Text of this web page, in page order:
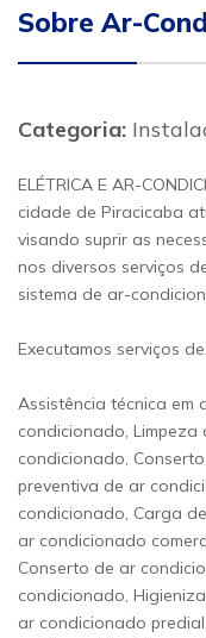
Sobre Ar-
Categoria:
ELÉTRICA E AR-
cidade de Piracicaba
visando suprir as
nos diversos serviços
sistema de ar-
Executamos serviços de:
Assistência técnica em
condicionado,
condicionado,
preventiva de ar
condicionado, Carga
ar condicionado
Conserto de ar
condicionado,
ar condicionado